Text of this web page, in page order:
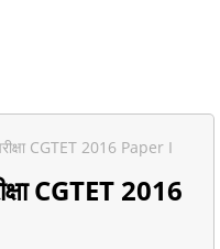
CGTET 2016 Paper I
CGTET 2016